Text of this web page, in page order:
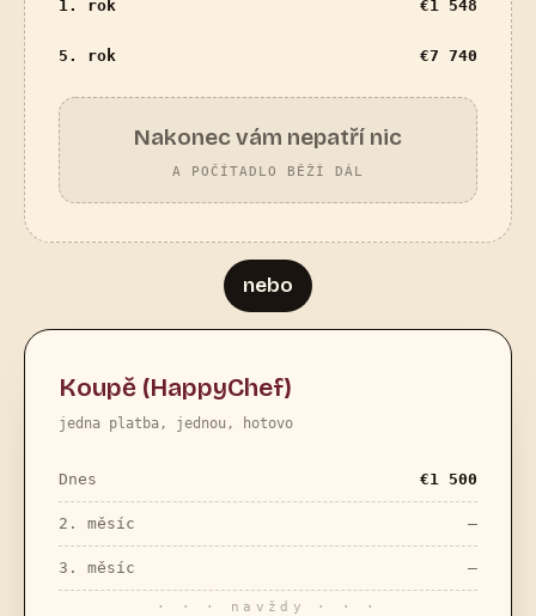
1. rok €1 548
5. rok €7 740
Nakonec vám nepatří nic
A POČÍTADLO BĚŽÍ DÁL
nebo
Koupě (HappyChef)
jedna platba, jednou, hotovo
Dnes €1 500
2. měsíc —
3. měsíc —
· · · navždy · · ·